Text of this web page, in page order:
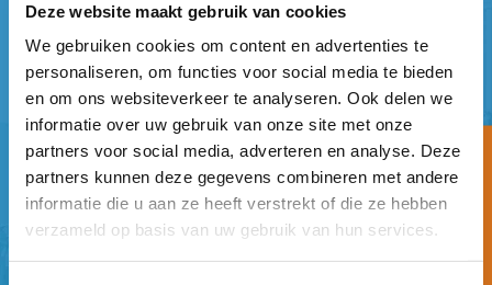
Deze website maakt gebruik van cookies
We gebruiken cookies om content en advertenties te
personaliseren, om functies voor social media te bieden
en om ons websiteverkeer te analyseren. Ook delen we
informatie over uw gebruik van onze site met onze
partners voor social media, adverteren en analyse. Deze
partners kunnen deze gegevens combineren met andere
informatie die u aan ze heeft verstrekt of die ze hebben
verzameld op basis van uw gebruik van hun services.
Een korte vraag